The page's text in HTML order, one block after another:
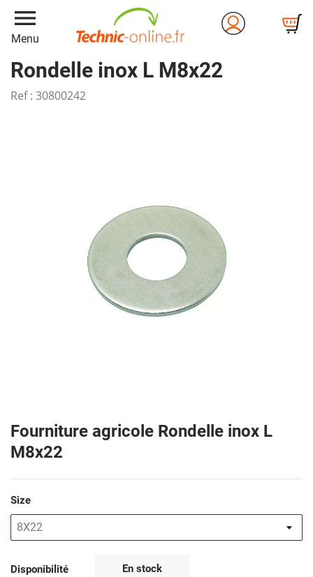
menu
Menu
Rondelle inox L M8x22
Ref : 30800242
Fourniture agricole Rondelle inox L
M8x22
Size
Disponibilité En stock